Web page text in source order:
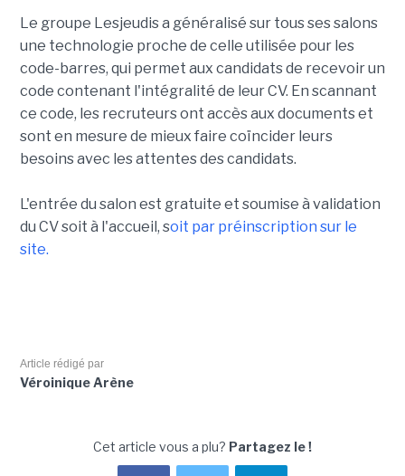
Le groupe Lesjeudis a généralisé sur tous ses salons
une technologie proche de celle utilisée pour les
code-barres, qui permet aux candidats de recevoir un
code contenant l'intégralité de leur CV. En scannant
ce code, les recruteurs ont accès aux documents et
sont en mesure de mieux faire coïncider leurs
besoins avec les attentes des candidats.
L'entrée du salon est gratuite et soumise à validation
du CV soit à l'accueil, soit par préinscription sur le
site.
Article rédigé par
Véroinique Arène
Cet article vous a plu? Partagez le !